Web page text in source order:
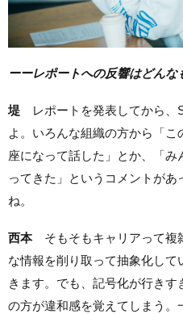
ーーレポートへの反響はどんな
堤 レポートを発表してから、
よ。いろんな組織の方から「
座になって話した」とか、「
ってきた」というコメントが
ね。
西本そもそもキャリアって複
な情報を削り取って抽象化し
きます。でも、記号化が行き
の方が違和感を覚えてしまう